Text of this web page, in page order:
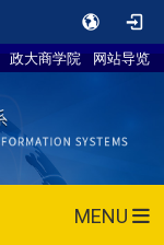
政大商学院 网站导览
MENU